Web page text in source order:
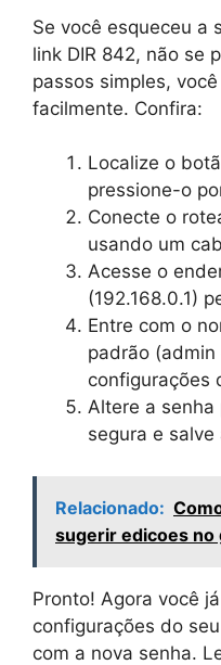
Se você esqueceu a
link DIR 842, não se
passos simples,
facilmente. Confira:
Localize o
pressione-o
Conecte o
usando um
Acesse o
(192.168.0.1)
Entre com o
padrão
configurações
Altere a senha
segura e
Relacionado:
sugerir edicoes no
Pronto! Agora você
configurações do
com a nova senha.